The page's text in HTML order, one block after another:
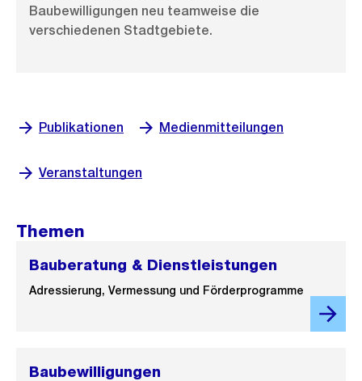
Baubewilligungen neu teamweise die
verschiedenen Stadtgebiete.
Publikationen Medienmitteilungen
Veranstaltungen
Themen
Bauberatung & Dienstleistungen
Adressierung, Vermessung und Förderprogramme
Baubewilligungen